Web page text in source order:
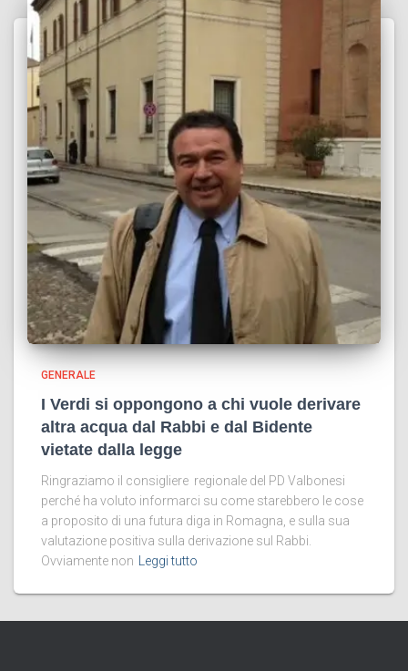
GENERALE
I Verdi si oppongono a chi vuole derivare
altra acqua dal Rabbi e dal Bidente
vietate dalla legge
Ringraziamo il consigliere regionale del PD Valbonesi
perché ha voluto informarci su come starebbero le cose
a proposito di una futura diga in Romagna, e sulla sua
valutazione positiva sulla derivazione sul Rabbi.
Ovviamente non
Leggi tutto